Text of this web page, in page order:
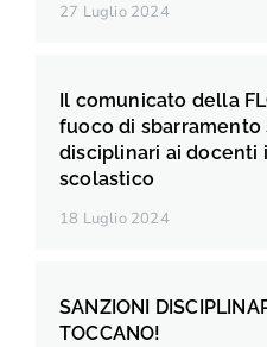
27 Luglio 2024
Il comunicato della
fuoco di sbarramento
disciplinari ai docenti
scolastico
18 Luglio 2024
SANZIONI
TOCCANO!